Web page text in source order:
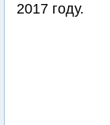
2017 году.